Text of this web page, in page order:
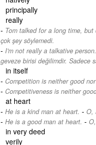
principally
really
Tom talked for a long time, but
çok şey söylemedi.
I'm not really a talkative
geveze birisi değilimdir. Sadece
in itself
Competition is neither good
Competitiveness is neither
at heart
He is a kind man at heart. - O,
He is a good man at heart. -
in very deed
verily